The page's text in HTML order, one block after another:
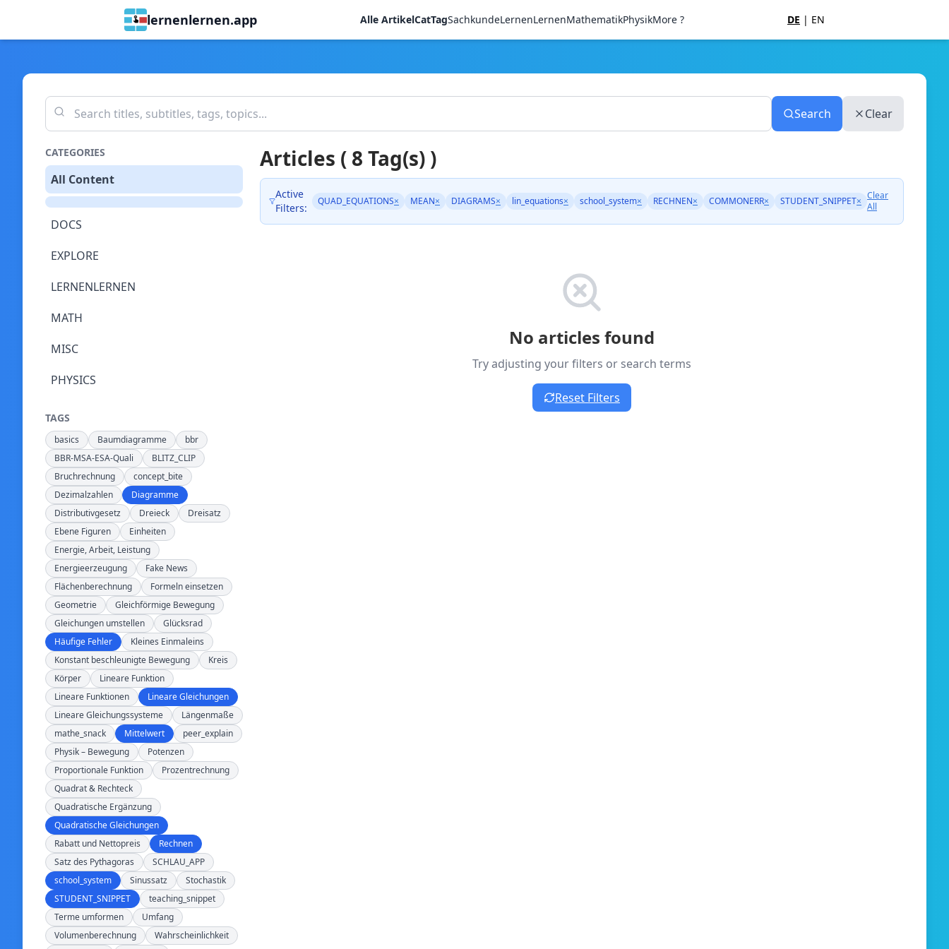
lernenlernen.app Alle ArtikelCatTagSachkundeLernenLernenMathematikPhysikMore ? DE | EN
Search Clear
CATEGORIES
All Content
DOCS
EXPLORE
LERNENLERNEN
MATH
MISC
PHYSICS
TAGS
basics Baumdiagramme
bbr
BBR-MSA-ESA-Quali
BLITZ_CLIP
Bruchrechnung
concept_bite
Dezimalzahlen
Diagramme
Distributivgesetz
Dreieck
Dreisatz
Ebene Figuren
Einheiten
Energie, Arbeit, Leistung
Energieerzeugung
Fake News
Flächenberechnung
Formeln einsetzen
Geometrie
Gleichförmige Bewegung
Gleichungen umstellen
Glücksrad
Häufige Fehler
Kleines Einmaleins
Konstant beschleunigte Bewegung
Kreis
Körper
Lineare Funktion
Lineare Funktionen
Lineare Gleichungen
Lineare Gleichungssysteme
Längenmaße
mathe_snack
Mittelwert
peer_explain
Physik – Bewegung
Potenzen
Proportionale Funktion
Prozentrechnung
Quadrat & Rechteck
Quadratische Ergänzung
Quadratische Gleichungen
Rabatt und Nettopreis
Rechnen
Satz des Pythagoras
SCHLAU_APP
school_system
Sinussatz
Stochastik
STUDENT_SNIPPET
teaching_snippet
Terme umformen
Umfang
Volumenberechnung
Wahrscheinlichkeit
Articles ( 8 Tag(s) )
Active
Filters:
QUAD_EQUATIONS× MEAN× DIAGRAMS× lin_equations× school_system× RECHNEN× COMMONERR× STUDENT_SNIPPET× Clear
All
No articles found
Try adjusting your filters or search terms
Reset Filters